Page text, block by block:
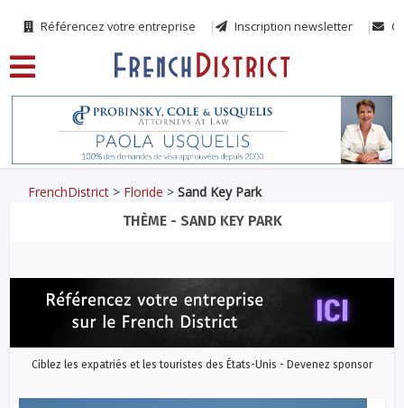
Référencez votre entreprise Inscription newsletter
FrenchDistrict > Floride >Sand Key Park
THÈME - SAND KEY PARK
Ciblez les expatriés et les touristes des États-Unis - Devenez sponsor